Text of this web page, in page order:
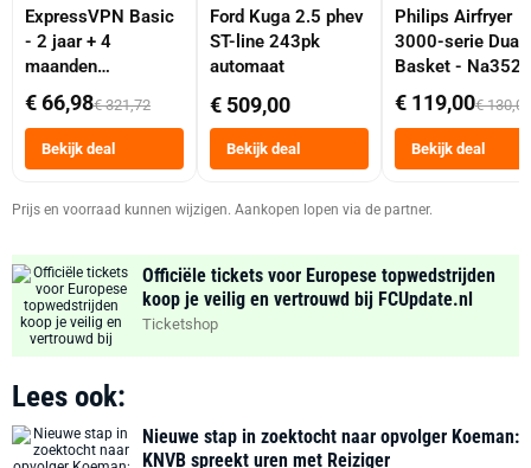
ExpressVPN Basic
- 2 jaar + 4
maanden
abonnement
€ 66,98€ 321,72
Bekijk deal
Ford Kuga 2.5 phev
ST-line 243pk
automaat
€ 509,00
Bekijk deal
Philips Airfryer
3000-serie Dual
Basket -
Dubbele Mand 9
Tot 6 Personen
Heteluchtfriteuse
Zwart
€ 119,00€ 130,00
Bekijk deal
Prijs en voorraad kunnen wijzigen. Aankopen lopen via de partner.
Officiële tickets voor Europese topwedstrijden
koop je veilig en vertrouwd bij FCUpdate.nl
Ticketshop
Lees ook:
Nieuwe stap in zoektocht naar opvolger Koeman:
KNVB spreekt uren met Reiziger